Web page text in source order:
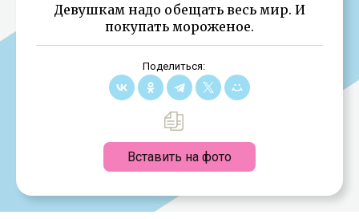
Девушкам надо обещать весь мир. И
покупать мороженое.
Поделиться:
Вставить на фото